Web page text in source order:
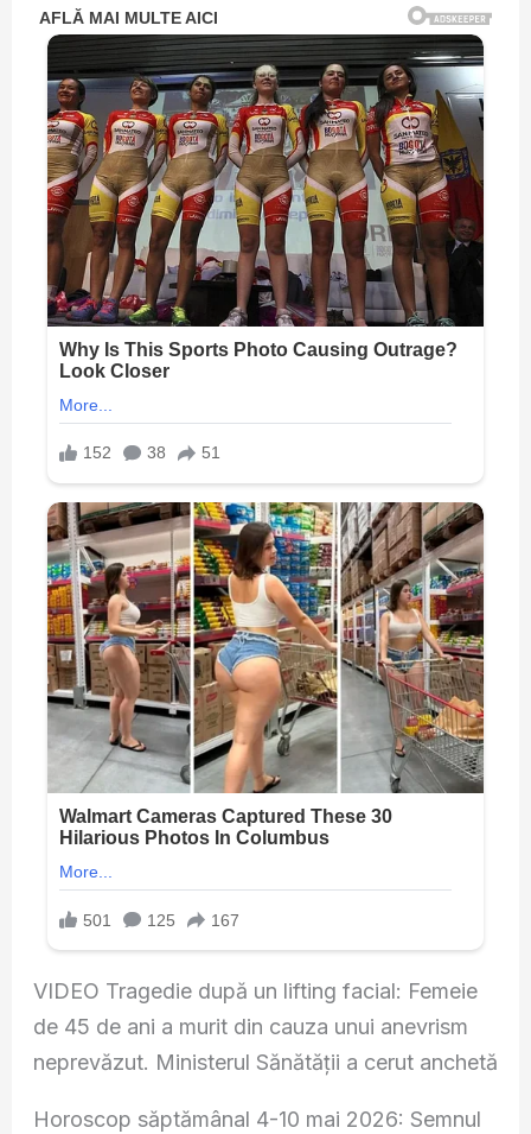
VIDEO Tragedie după un lifting facial: Femeie
de 45 de ani a murit din cauza unui anevrism
neprevăzut. Ministerul Sănătății a cerut anchetă
Horoscop săptămânal 4-10 mai 2026: Semnul